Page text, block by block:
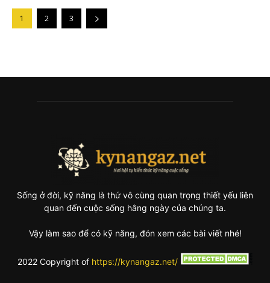
1 2 3
Sống ở đời, kỹ năng là thứ vô cùng quan trọng thiết yếu liên
quan đến cuộc sống hằng ngày của chúng ta.
Vậy làm sao để có kỹ năng, đón xem các bài viết nhé!
2022 Copyright of https://kynangaz.net/